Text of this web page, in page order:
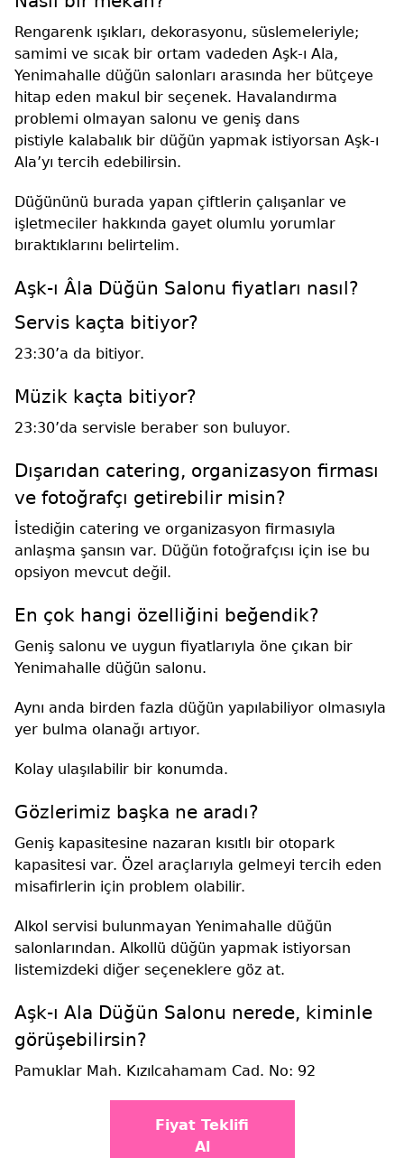
Rengarenk ışıkları, dekorasyonu, süslemeleriyle;
samimi ve sıcak bir ortam vadeden Aşk-ı Ala,
Yenimahalle düğün salonları arasında her bütçeye
hitap eden makul bir seçenek. Havalandırma
problemi olmayan salonu ve geniş dans
pistiyle kalabalık bir düğün yapmak istiyorsan Aşk-ı
Ala’yı tercih edebilirsin.
Düğününü burada yapan çiftlerin çalışanlar ve
işletmeciler hakkında gayet olumlu yorumlar
bıraktıklarını belirtelim.
Aşk-ı Âla Düğün Salonu fiyatları nasıl?
Servis kaçta bitiyor?
23:30’a da bitiyor.
Müzik kaçta bitiyor?
23:30’da servisle beraber son buluyor.
Dışarıdan catering, organizasyon firması
ve fotoğrafçı getirebilir misin?
İstediğin catering ve organizasyon firmasıyla
anlaşma şansın var. Düğün fotoğrafçısı için ise bu
opsiyon mevcut değil.
En çok hangi özelliğini beğendik?
Geniş salonu ve uygun fiyatlarıyla öne çıkan bir
Yenimahalle düğün salonu.
Aynı anda birden fazla düğün yapılabiliyor olmasıyla
yer bulma olanağı artıyor.
Kolay ulaşılabilir bir konumda.
Gözlerimiz başka ne aradı?
Geniş kapasitesine nazaran kısıtlı bir otopark
kapasitesi var. Özel araçlarıyla gelmeyi tercih eden
misafirlerin için problem olabilir.
Alkol servisi bulunmayan Yenimahalle düğün
salonlarından. Alkollü düğün yapmak istiyorsan
listemizdeki diğer seçeneklere göz at.
Aşk-ı Ala Düğün Salonu nerede, kiminle
görüşebilirsin?
Pamuklar Mah. Kızılcahamam Cad. No: 92
Fiyat Teklifi
Al